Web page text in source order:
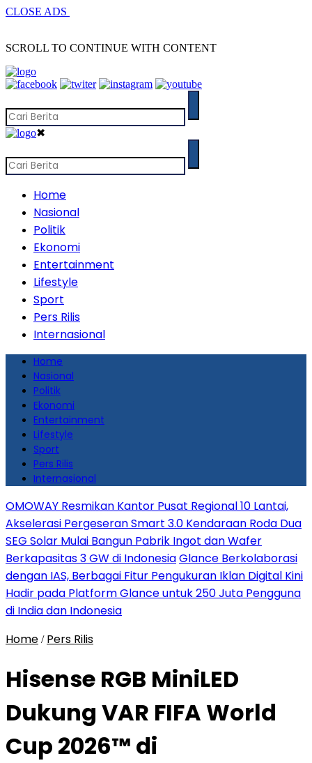
CLOSE ADS
SCROLL TO CONTINUE WITH CONTENT
✖
Home
Nasional
Politik
Ekonomi
Entertainment
Lifestyle
Sport
Pers Rilis
Internasional
Home
Nasional
Politik
Ekonomi
Entertainment
Lifestyle
Sport
Pers Rilis
Internasional
OMOWAY Resmikan Kantor Pusat Regional 10 Lantai,
Akselerasi Pergeseran Smart 3.0 Kendaraan Roda Dua
SEG Solar Mulai Bangun Pabrik Ingot dan Wafer
Berkapasitas 3 GW di IndonesiaGlance Berkolaborasi
dengan IAS, Berbagai Fitur Pengukuran Iklan Digital Kini
Hadir pada Platform Glance untuk 250 Juta Pengguna
di India dan Indonesia
Home / Pers Rilis
Hisense RGB MiniLED
Dukung VAR FIFA World
Cup 2026™ di